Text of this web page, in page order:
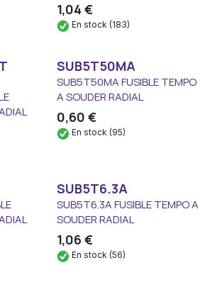
1,04 €
En stock (183)
SUB5T50MA
SUB5T50MA FUSIBLE TEMPO
A SOUDER RADIAL
0,60 €
En stock (95)
SUB5T6.3A
SUB5T6.3A FUSIBLE TEMPO A
SOUDER RADIAL
1,06 €
En stock (56)